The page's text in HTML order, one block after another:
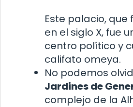
Este palacio, que
en el siglo X, fue
centro político y
califato omeya.
No podemos
Jardines de
complejo de la